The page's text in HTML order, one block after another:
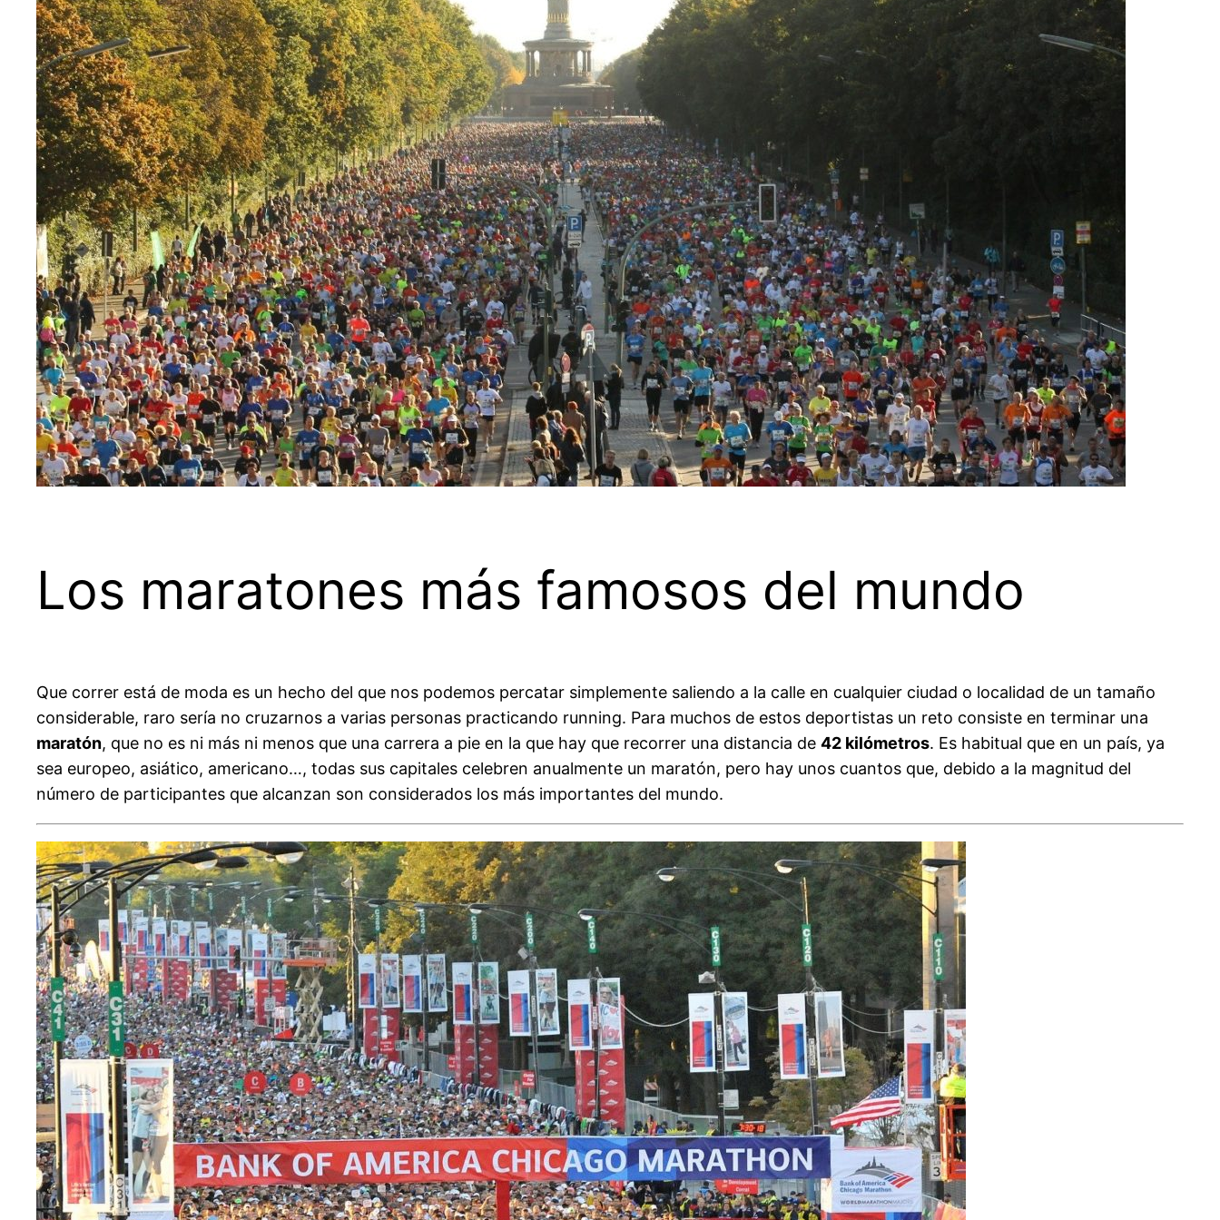
Los maratones más famosos del mundo
Que correr está de moda es un hecho del que nos podemos percatar simplemente saliendo a la calle en cualquier ciudad o localidad de un tamaño
considerable, raro sería no cruzarnos a varias personas practicando running. Para muchos de estos deportistas un reto consiste en terminar una
maratón, que no es ni más ni menos que una carrera a pie en la que hay que recorrer una distancia de 42 kilómetros. Es habitual que en un país, ya
sea europeo, asiático, americano…, todas sus capitales celebren anualmente un maratón, pero hay unos cuantos que, debido a la magnitud del
número de participantes que alcanzan son considerados los más importantes del mundo.